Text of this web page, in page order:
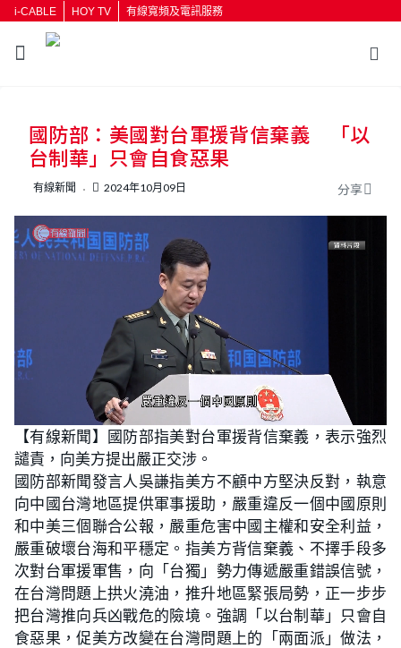
i-CABLE HOY TV 有線寬頻及電訊服務
按輸入鍵開始搜尋
國防部：美國對台軍援背信棄義 「以
台制華」只會自食惡果
有線新聞 2024年10月09日 分享
n
m
t
e
o
a
d
e
d
:
4
9
.
1
8
%
【有線新聞】國防部指美對台軍援背信棄義，表示強烈
譴責，向美方提出嚴正交涉。
國防部新聞發言人吳謙指美方不顧中方堅決反對，執意
向中國台灣地區提供軍事援助，嚴重違反一個中國原則
和中美三個聯合公報，嚴重危害中國主權和安全利益，
嚴重破壞台海和平穩定。指美方背信棄義、不擇手段多
次對台軍援軍售，向「台獨」勢力傳遞嚴重錯誤信號，
在台灣問題上拱火澆油，推升地區緊張局勢，正一步步
把台灣推向兵凶戰危的險境。強調「以台制華」只會自
食惡果，促美方改變在台灣問題上的「兩面派」做法，